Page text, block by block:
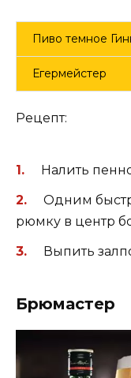
Пиво темное
Егермейстер
Рецепт:
Налить
Одним
рюмку в центр
Выпить
Брюмастер